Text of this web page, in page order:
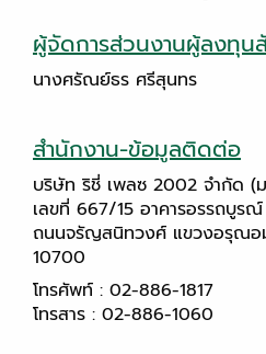
ผู้จัดการส่วนงานผู้ลงทุ
นางศรัณย์ธร ศรีสุนทร
สำนักงาน-ข้อมูลติดต่อ
บริษัท ริชี่ เพลซ 2002 จำกัด (
เลขที่ 667/15 อาคารอรรถบูร
ถนนจรัญสนิทวงศ์ แขวงอรุณอ
10700
โทรศัพท์ : 02-886-1817
โทรสาร : 02-886-1060